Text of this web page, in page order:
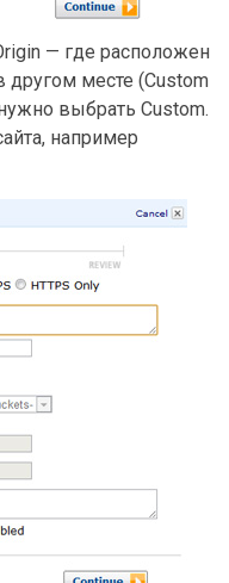
— где расположен
другом месте (Custom
выбрать Custom.
например